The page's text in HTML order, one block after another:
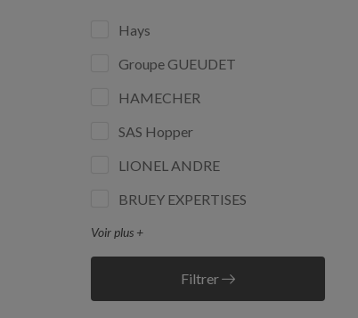
Hays
Groupe GUEUDET
HAMECHER
SAS Hopper
LIONEL ANDRE
BRUEY EXPERTISES
Voir plus +
Filtrer